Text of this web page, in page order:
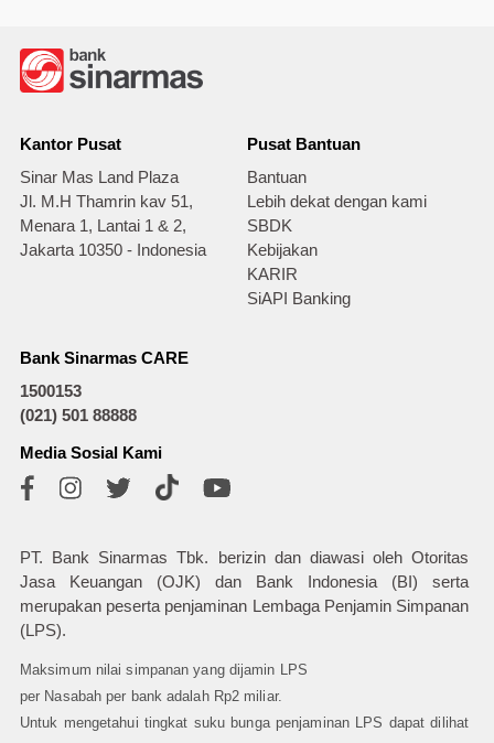
Kantor Pusat
Sinar Mas Land Plaza
Jl. M.H Thamrin kav 51,
Menara 1, Lantai 1 & 2,
Jakarta 10350 - Indonesia
Pusat Bantuan
Bantuan
Lebih dekat dengan kami
SBDK
Kebijakan
KARIR
SiAPI Banking
Bank Sinarmas CARE
1500153
(021) 501 88888
Media Sosial Kami
PT. Bank Sinarmas Tbk. berizin dan diawasi oleh Otoritas
Jasa Keuangan (OJK) dan Bank Indonesia (BI) serta
merupakan peserta penjaminan Lembaga Penjamin Simpanan
(LPS).
Maksimum nilai simpanan yang dijamin LPS
per Nasabah per bank adalah Rp2 miliar.
Untuk mengetahui tingkat suku bunga penjaminan LPS dapat dilihat